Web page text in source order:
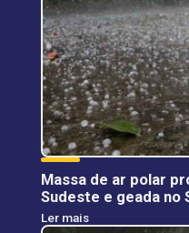
Massa de ar polar
Sudeste e geada no
Ler mais